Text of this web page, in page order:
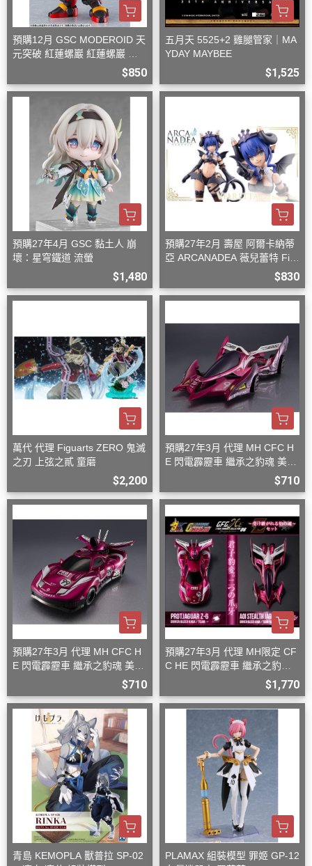
預購12月 GSC MODEROID 天
元突破 紅蓮螺巖 紅蓮螺巖 再
$850
五月天 5525+2 雞腿管家｜MA
YDAY MAYBEE
$1,525
預購27年4月 GSC 黏土人 崩
壞：星穹鐵道 流螢
$1,480
預購27年2月 壽屋 阿爾卡納蒂
亞 ARCANADEA 薇兒蕾特 Firs
$830
萬代 代理 Figuarts ZERO 鬼滅
之刃 上弦之貳 童磨
$2,200
預購27年3月 代理 MH CFC H
E 閃電霹靂車 繼承之豹魂 美洲
$710
預購27年3月 代理 MH CFC H
E 閃電霹靂車 繼承之豹魂 美洲
$710
預購27年3月 代理 MH限定 CF
C HE 閃電霹靂車 繼承之豹魂
$1,770
青島 KEMOPLA 獸普拉 SP-02
PLAMAX 組裝模型 罪姬 GP-12